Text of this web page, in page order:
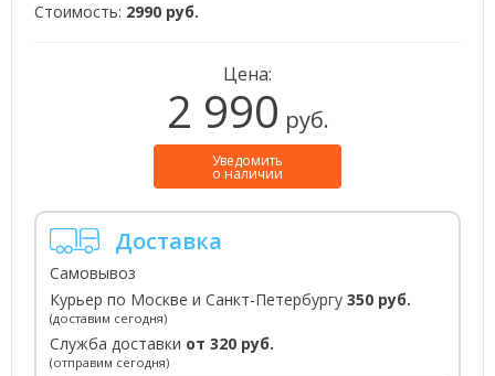
Стоимость: 2990 руб.
Цена:
2 990 руб.
Уведомить
о наличии
Доставка
Самовывоз
Курьер по Москве и Санкт-Петербургу 350 руб.
(доставим сегодня)
Служба доставки от 320 руб.
(отправим сегодня)